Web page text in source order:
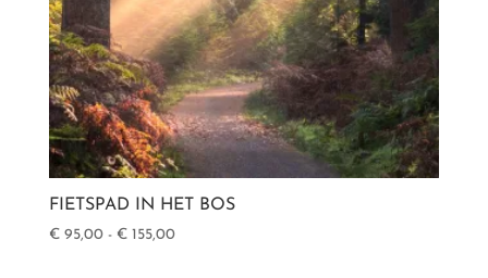
FIETSPAD IN HET BOS
€95,00 - €155,00Prijsklasse: